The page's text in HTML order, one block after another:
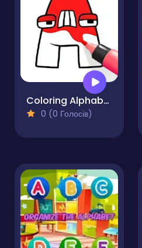
Coloring Alphabet Lore
0 (0 Голосів)